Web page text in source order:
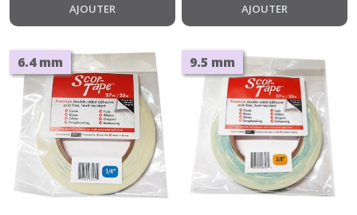
AJOUTER AJOUTER
6.4 mm 9.5 mm